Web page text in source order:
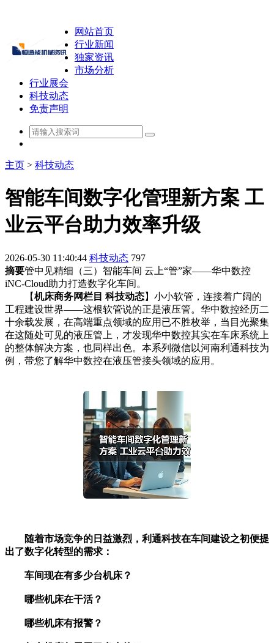
网站首页
行业新闻
独家资讯
市场分析
行业展会
科技动态
免责声明
主页 > 科技动态
智能车间数字化管理新方案 工
业云平台助力效率升级
2026-05-30 11:40:44 科技动态 797
摘要管中见精细（三）智能车间 云上“管”家——华中数控
iNC-Cloud助力打造数字化车间。
【机床商务网栏目 科技动态】小小软管，连接着广阔的
工程建设世界——这根软管说的正是液压管。华中数控经历二
十余载发展，在高端重点领域的应用已不胜枚举，当目光聚集
在这随处可见的液压管上，才发现华中数控其实在车床系统上
的整体解决方案，也同样出色。本系列微信以河南利通科技为
例，带您了解华中数控在液压管接头领域的应用。
随着市场竞争的日益激烈，利通科技在车间建设之初便提
出了数字化转型的需求：
车间现在有多少台机床？
哪些机床在干活？
哪些机床有报警？